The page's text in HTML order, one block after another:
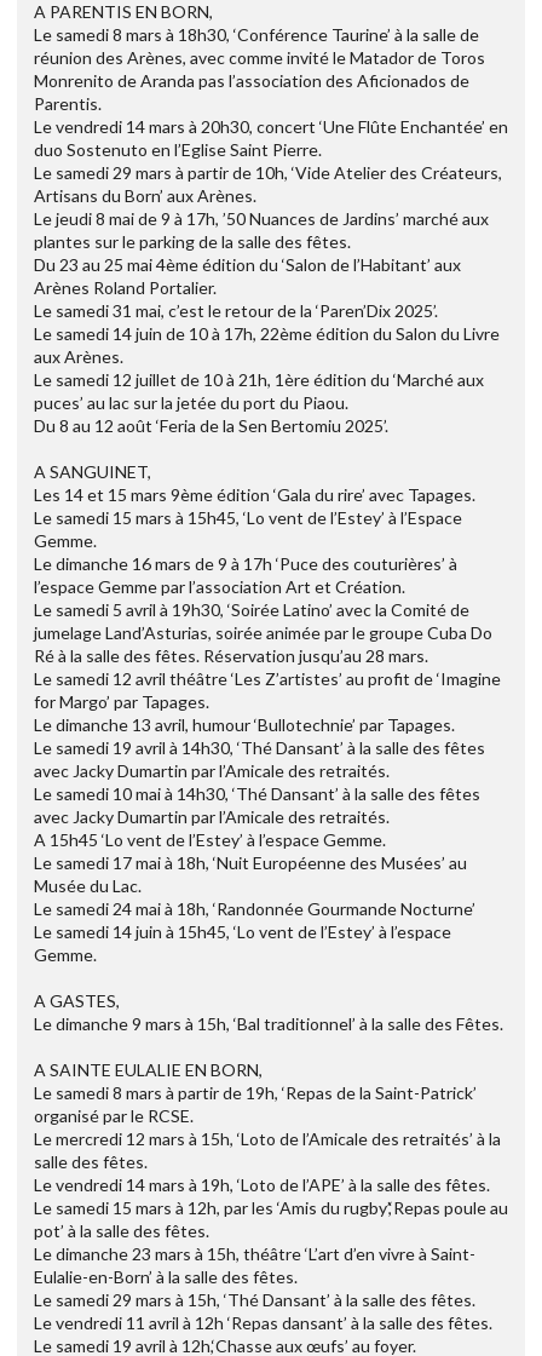
A PARENTIS EN BORN,
Le samedi 8 mars à 18h30, ‘Conférence Taurine’ à la salle de
réunion des Arènes, avec comme invité le Matador de Toros
Monrenito de Aranda pas l’association des Aficionados de
Parentis.
Le vendredi 14 mars à 20h30, concert ‘Une Flûte Enchantée’ en
duo Sostenuto en l’Eglise Saint Pierre.
Le samedi 29 mars à partir de 10h, ‘Vide Atelier des Créateurs,
Artisans du Born’ aux Arènes.
Le jeudi 8 mai de 9 à 17h, ’50 Nuances de Jardins’ marché aux
plantes sur le parking de la salle des fêtes.
Du 23 au 25 mai 4ème édition du ‘Salon de l’Habitant’ aux
Arènes Roland Portalier.
Le samedi 31 mai, c’est le retour de la ‘Paren’Dix 2025’.
Le samedi 14 juin de 10 à 17h, 22ème édition du Salon du Livre
aux Arènes.
Le samedi 12 juillet de 10 à 21h, 1ère édition du ‘Marché aux
puces’ au lac sur la jetée du port du Piaou.
Du 8 au 12 août ‘Feria de la Sen Bertomiu 2025’.
A SANGUINET,
Les 14 et 15 mars 9ème édition ‘Gala du rire’ avec Tapages.
Le samedi 15 mars à 15h45, ‘Lo vent de l’Estey’ à l’Espace
Gemme.
Le dimanche 16 mars de 9 à 17h ‘Puce des couturières’ à
l’espace Gemme par l’association Art et Création.
Le samedi 5 avril à 19h30, ‘Soirée Latino’ avec la Comité de
jumelage Land’Asturias, soirée animée par le groupe Cuba Do
Ré à la salle des fêtes. Réservation jusqu’au 28 mars.
Le samedi 12 avril théâtre ‘Les Z’artistes’ au profit de ‘Imagine
for Margo’ par Tapages.
Le dimanche 13 avril, humour ‘Bullotechnie’ par Tapages.
Le samedi 19 avril à 14h30, ‘Thé Dansant’ à la salle des fêtes
avec Jacky Dumartin par l’Amicale des retraités.
Le samedi 10 mai à 14h30, ‘Thé Dansant’ à la salle des fêtes
avec Jacky Dumartin par l’Amicale des retraités.
A 15h45 ‘Lo vent de l’Estey’ à l’espace Gemme.
Le samedi 17 mai à 18h, ‘Nuit Européenne des Musées’ au
Musée du Lac.
Le samedi 24 mai à 18h, ‘Randonnée Gourmande Nocturne’
Le samedi 14 juin à 15h45, ‘Lo vent de l’Estey’ à l’espace
Gemme.
A GASTES,
Le dimanche 9 mars à 15h, ‘Bal traditionnel’ à la salle des Fêtes.
A SAINTE EULALIE EN BORN,
Le samedi 8 mars à partir de 19h, ‘Repas de la Saint-Patrick’
organisé par le RCSE.
Le mercredi 12 mars à 15h, ‘Loto de l’Amicale des retraités’ à la
salle des fêtes.
Le vendredi 14 mars à 19h, ‘Loto de l’APE’ à la salle des fêtes.
Le samedi 15 mars à 12h, par les ‘Amis du rugby’,‘Repas poule au
pot’ à la salle des fêtes.
Le dimanche 23 mars à 15h, théâtre ‘L’art d’en vivre à Saint-
Eulalie-en-Born’ à la salle des fêtes.
Le samedi 29 mars à 15h, ‘Thé Dansant’ à la salle des fêtes.
Le vendredi 11 avril à 12h ‘Repas dansant’ à la salle des fêtes.
Le samedi 19 avril à 12h,‘Chasse aux œufs’ au foyer.